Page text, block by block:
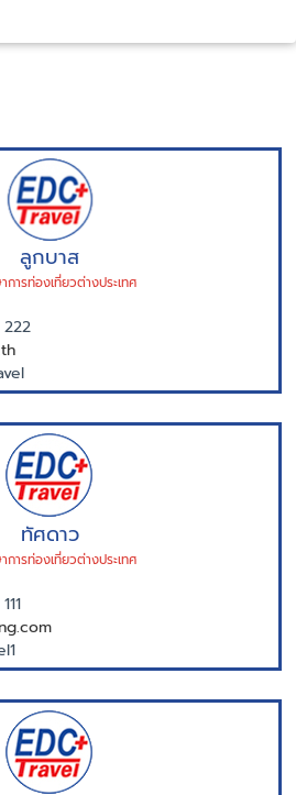
ลูกบาส
การท่องเที่ยวต่างประเทศ
ทัศดาว
การท่องเที่ยวต่างประเทศ